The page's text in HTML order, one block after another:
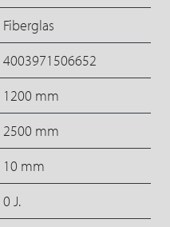
Fiberglas
4003971506652
1200 mm
2500 mm
10 mm
0 J.